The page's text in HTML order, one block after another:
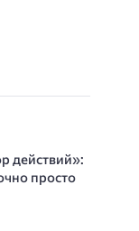
действий»:
просто